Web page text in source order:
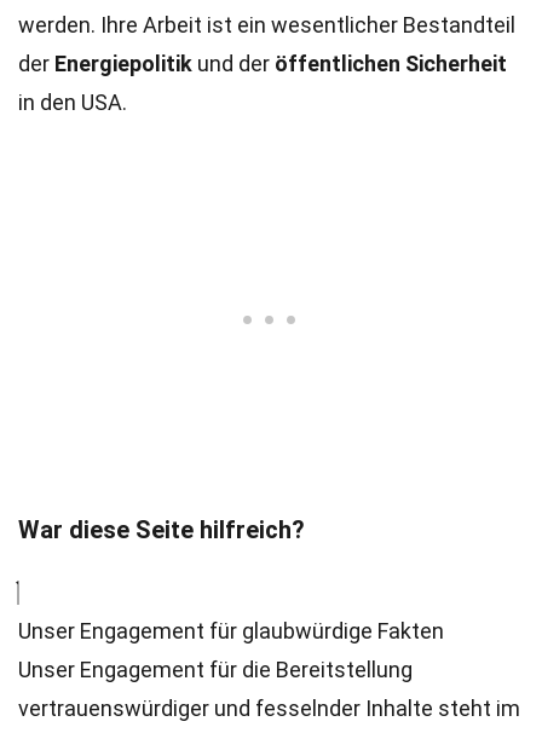
werden. Ihre Arbeit ist ein wesentlicher Bestandteil
der Energiepolitik und der öffentlichen Sicherheit
in den USA.
War diese Seite hilfreich?
Unser Engagement für glaubwürdige Fakten
Unser Engagement für die Bereitstellung
vertrauenswürdiger und fesselnder Inhalte steht im